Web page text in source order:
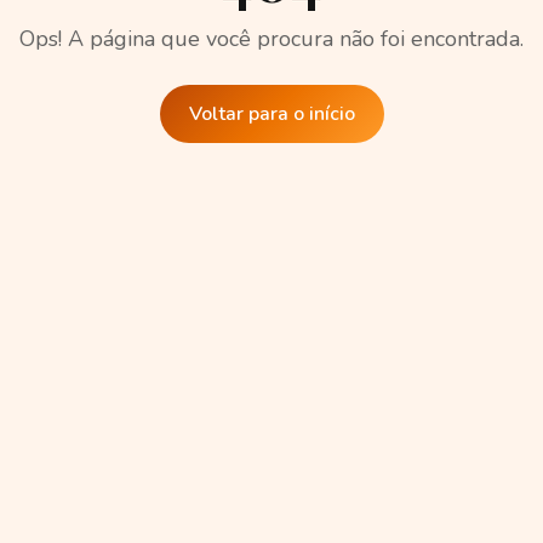
Ops! A página que você procura não foi encontrada.
Voltar para o início